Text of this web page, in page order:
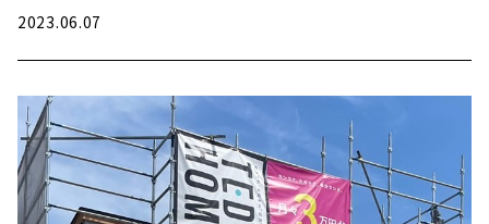
2023.06.07